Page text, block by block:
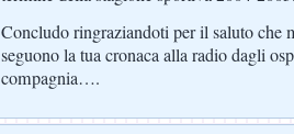
Concludo ringraziandoti per il saluto che
seguono la tua cronaca alla radio dagli
compagnia….